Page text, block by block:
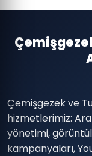
Çemişgezek ve
hizmetlerimiz:
yönetimi,
kampanyaları,